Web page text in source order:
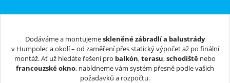
Dodáváme a montujemeskleněné zábradlí a balustrády
v Humpolec a okolí – od zaměření přes statický výpočet až po finální
montáž. Ať už hledáte řešení pro balkón,terasu,schodiště nebo
francouzské okno, nabídneme vám systém přesně podle vašich
požadavků a rozpočtu.